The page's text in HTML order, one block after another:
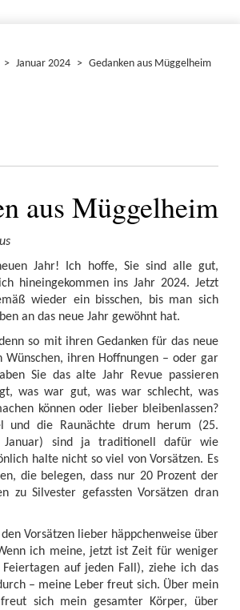
> Januar 2024 > Gedanken aus Müggelheim
aus Müggelheim
Jahr! Ich hoffe, Sie sind alle gut,
hineingekommen ins Jahr 2024. Jetzt
wieder ein bisschen, bis man sich
an das neue Jahr gewöhnt hat.
so mit ihren Gedanken für das neue
Wünschen, ihren Hoffnungen – oder gar
Sie das alte Jahr Revue passieren
was war gut, was war schlecht, was
können oder lieber bleibenlassen?
und die Raunächte drum herum (25.
Januar) sind ja traditionell dafür wie
halte nicht so viel von Vorsätzen. Es
die belegen, dass nur 20 Prozent der
zu Silvester gefassten Vorsätzen dran
Vorsätzen lieber häppchenweise über
ich meine, jetzt ist Zeit für weniger
auf jeden Fall), ziehe ich das
– meine Leber freut sich. Über mein
sich mein gesamter Körper, über